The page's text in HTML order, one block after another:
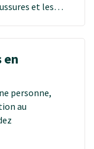
et les
therav?da est
ses principes
Les
dans la
à des rituels
les temples et
Soyez
en
personne,
au